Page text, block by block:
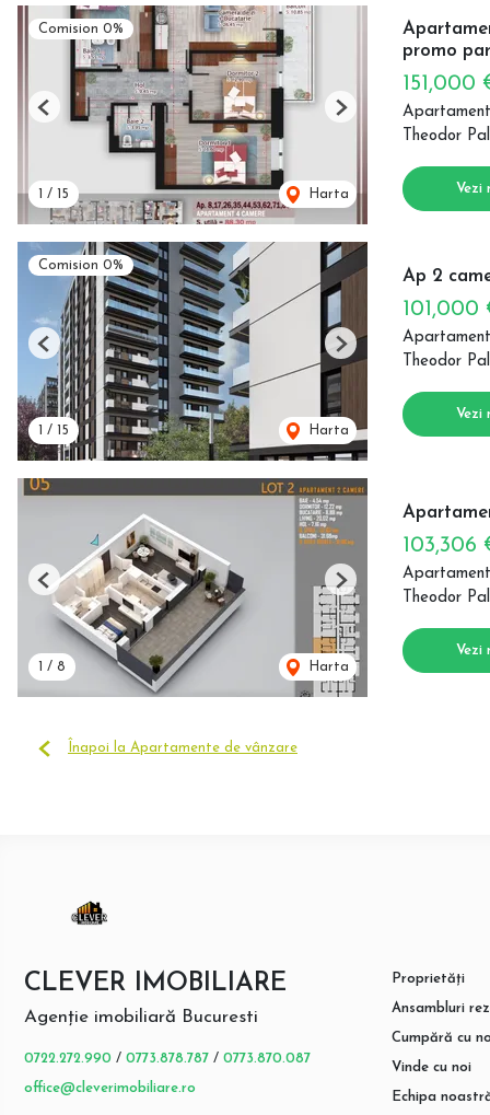
Comision 0%
/ 15 Harta
Previous Next
promo
151,000
Theodor
Vezi
Comision 0%
/ 15 Harta
Previous Next
Ap 2
101,000
Theodor
Vezi
/ 8 Harta
Previous Next
103,306
Theodor
Vezi
Înapoi la Apartamente de vânzare
CLEVER IMOBILIARE
Agenție imobiliară Bucuresti
0722.272.990 / 0773.878.787 / 0773.870.087
office@cleverimobiliare.ro
Proprietăți
Ansambluri
Cumpără cu
Vinde cu noi
Echipa